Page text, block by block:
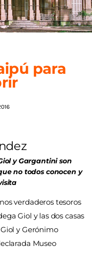
para
y Gargantini son
no todos conocen y
verdaderos tesoros
Giol y las dos casas
y Gerónimo
Museo